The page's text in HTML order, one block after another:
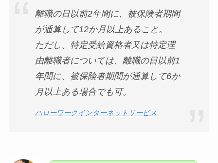
離職の日以前2年間に、被保険者期間
が通算して12か月以上あること。
ただし、特定受給資格者又は特定理
由離職者については、離職の日以前1
年間に、被保険者期間が通算して6か
月以上ある場合でも可。
ハローワークインターネットサービス